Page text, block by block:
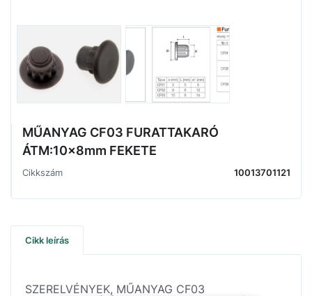
MŰANYAG CF03 FURATTAKARÓ
ÁTM:10x8mm FEKETE
Cikkszám 10013701121
Cikk leírás
SZERELVÉNYEK, MŰANYAG CF03